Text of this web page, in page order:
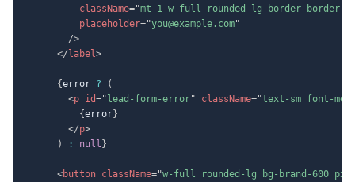
className="mt-1 w-full rounded-lg border border-
placeholder="you@example.com"
/>
</ label>
{error ?
(
<p id=" lead-form-error" className="text-sm font-
{error}
</p>
)
: null }
<button className="w-full rounded-lg bg-brand-600